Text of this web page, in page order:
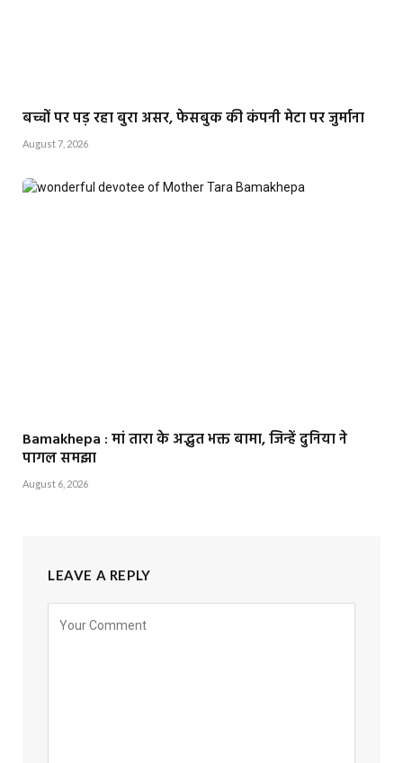
बच्चों पर पड़ रहा बुरा असर, फेसबुक की कंपनी मेटा पर जुर्माना
August 7, 2026
Bamakhepa : मां तारा के अद्भुत भक्त बामा, जिन्हें दुनिया ने
पागल समझा
August 6, 2026
LEAVE A REPLY